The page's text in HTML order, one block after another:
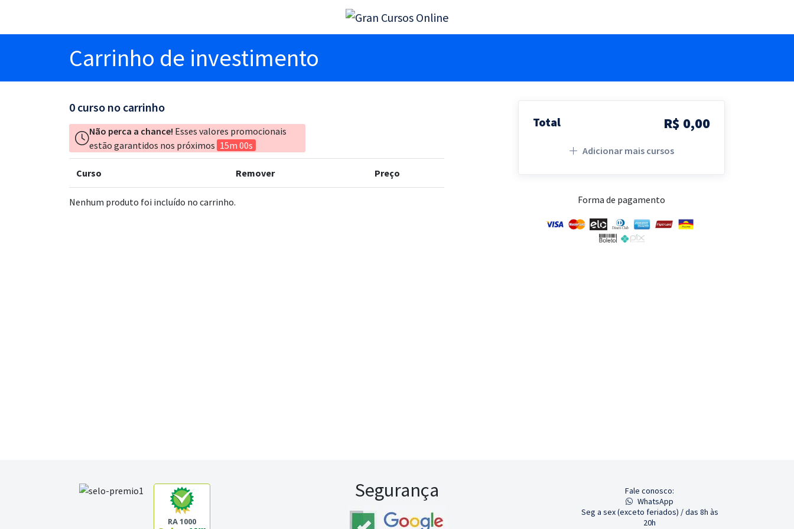
Carrinho de investimento
0 curso no carrinho
Não perca a chance! Esses valores promocionais
estão garantidos nos próximos 15m 00s
Curso Remover Preço
Nenhum produto foi incluído no carrinho.
Total R$ 0,00
Adicionar mais cursos
Forma de pagamento
RA 1000
Segurança
Fale conosco:
WhatsApp
Seg a sex (exceto feriados) / das 8h às
20h